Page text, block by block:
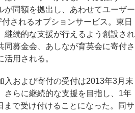
が同額を拠出し、あわせてユーザー
されるオプションサービス。東日
継続的な支援が行えるよう創設され
同募金会、あしなが育英会に寄付さ
用される。
および寄付の受付は2013年3月末
さらに継続的な支援を目指し、1年
まで受け付けることになった。同サ